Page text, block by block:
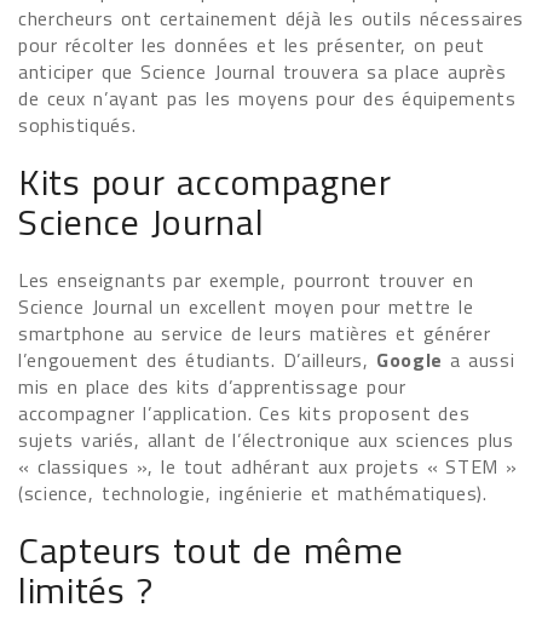
chercheurs ont certainement déjà les outils nécessaires
pour récolter les données et les présenter, on peut
anticiper que Science Journal trouvera sa place auprès
de ceux n’ayant pas les moyens pour des équipements
sophistiqués.
Kits pour accompagner
Science Journal
Les enseignants par exemple, pourront trouver en
Science Journal un excellent moyen pour mettre le
smartphone au service de leurs matières et générer
l’engouement des étudiants. D’ailleurs, Google a aussi
mis en place des kits d’apprentissage pour
accompagner l’application. Ces kits proposent des
sujets variés, allant de l’électronique aux sciences plus
« classiques », le tout adhérant aux projets « STEM »
(science, technologie, ingénierie et mathématiques).
Capteurs tout de même
limités ?